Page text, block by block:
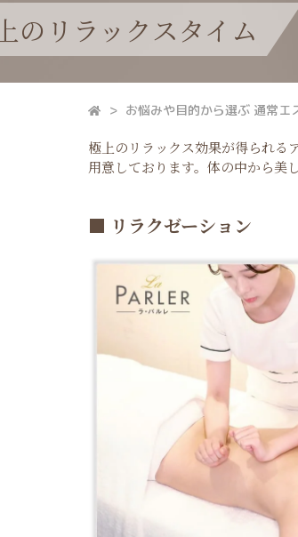
のリラックスタイム
お悩みや目的から選ぶ 通常エ
極上のリラックス効果が得られる
用意しております。体の中から美
■ リラクゼーション